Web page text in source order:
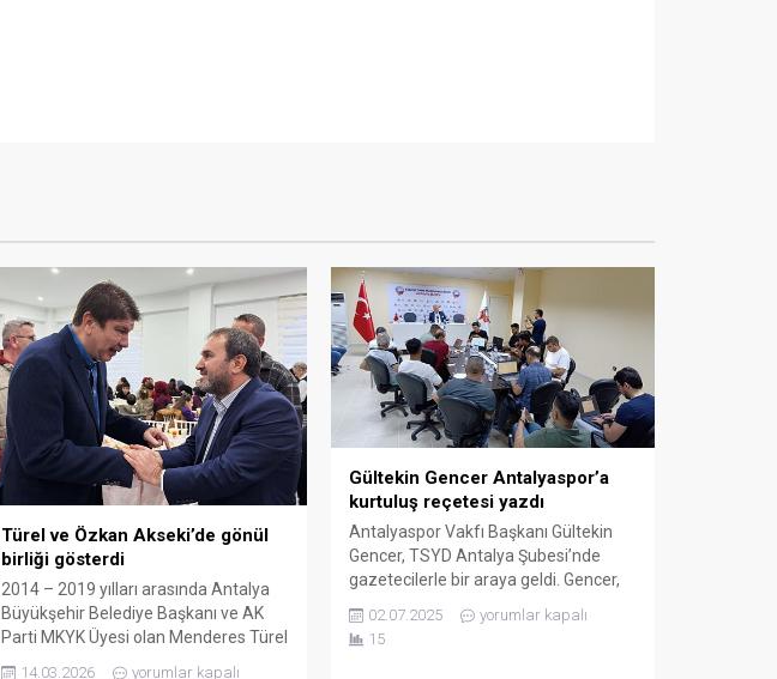
Türel ve Özkan Akseki’de gönül
birliği gösterdi
2014 – 2019 yılları arasında Antalya
Büyükşehir Belediye Başkanı ve AK
Parti MKYK Üyesi olan Menderes Türel
14.03.2026
yorumlar kapalı
Gültekin Gencer Antalyaspor’a
kurtuluş reçetesi yazdı
Antalyaspor Vakfı Başkanı Gültekin
Gencer, TSYD Antalya Şubesi’nde
gazetecilerle bir araya geldi. Gencer,
30 milyon TL olan sermayesinin 3
milyar TL’ye çıkarılmasını önerdi.
02.07.2025
yorumlar kapalı
15